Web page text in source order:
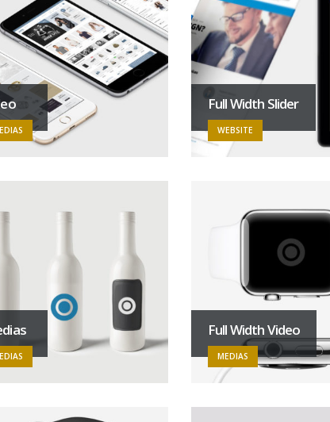
Full Width Slider
WEBSITE
Full Width Video
MEDIAS